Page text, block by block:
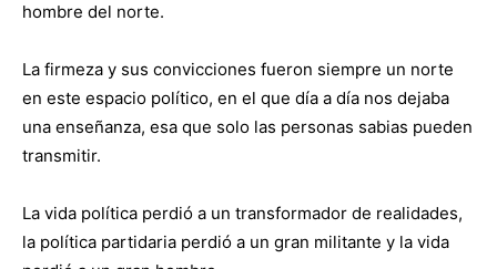
hombre del norte.
La firmeza y sus convicciones fueron siempre un norte
en este espacio político, en el que día a día nos dejaba
una enseñanza, esa que solo las personas sabias pueden
transmitir.
La vida política perdió a un transformador de realidades,
la política partidaria perdió a un gran militante y la vida